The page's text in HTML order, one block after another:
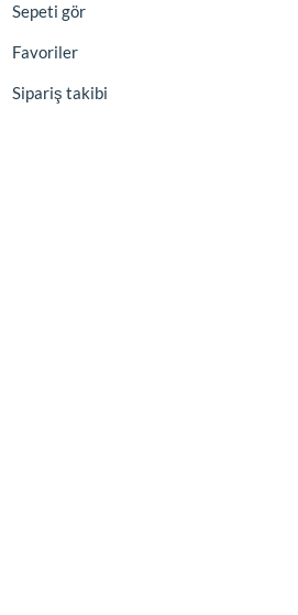
Sepeti gör
Favoriler
Sipariş takibi